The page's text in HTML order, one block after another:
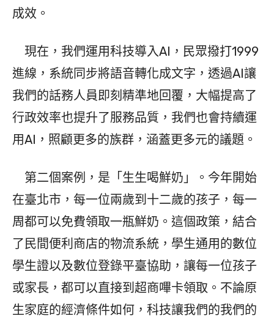
成效。
現在，我們運用科技導入AI，民眾撥打1999
進線，系統同步將語音轉化成文字，透過AI讓
我們的話務人員即刻精準地回覆，大幅提高了
行政效率也提升了服務品質，我們也會持續運
用AI，照顧更多的族群，涵蓋更多元的議題。
第二個案例，是「生生喝鮮奶」。今年開始
在臺北市，每一位兩歲到十二歲的孩子，每一
周都可以免費領取一瓶鮮奶。這個政策，結合
了民間便利商店的物流系統，學生通用的數位
學生證以及數位登錄平臺協助，讓每一位孩子
或家長，都可以直接到超商嗶卡領取。不論原
生家庭的經濟條件如何，科技讓我們的我們的